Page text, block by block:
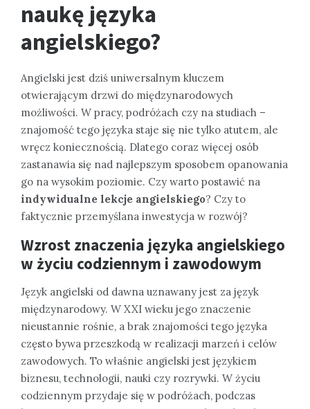
naukę języka
angielskiego?
Angielski jest dziś uniwersalnym kluczem
otwierającym drzwi do międzynarodowych
możliwości. W pracy, podróżach czy na studiach –
znajomość tego języka staje się nie tylko atutem, ale
wręcz koniecznością. Dlatego coraz więcej osób
zastanawia się nad najlepszym sposobem opanowania
go na wysokim poziomie. Czy warto postawić na
indywidualne lekcje angielskiego? Czy to
faktycznie przemyślana inwestycja w rozwój?
Wzrost znaczenia języka angielskiego
w życiu codziennym i zawodowym
Język angielski od dawna uznawany jest za język
międzynarodowy. W XXI wieku jego znaczenie
nieustannie rośnie, a brak znajomości tego języka
często bywa przeszkodą w realizacji marzeń i celów
zawodowych. To właśnie angielski jest językiem
biznesu, technologii, nauki czy rozrywki. W życiu
codziennym przydaje się w podróżach, podczas